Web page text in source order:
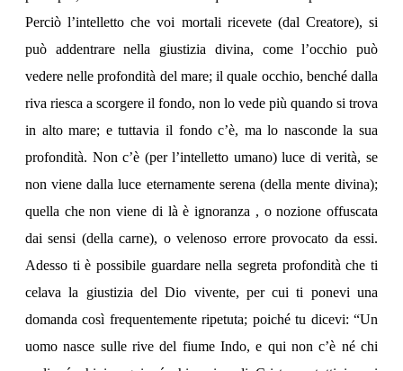
Perciò l’intelletto che voi mortali ricevete (dal Creatore), si
può addentrare nella giustizia divina, come l’occhio può
vedere nelle profondità del mare; il quale occhio, benché dalla
riva riesca a scorgere il fondo, non lo vede più quando si trova
in alto mare; e tuttavia il fondo c’è, ma lo nasconde la sua
profondità. Non c’è (per l’intelletto umano) luce di verità, se
non viene dalla luce eternamente serena (della mente divina);
quella che non viene di là è ignoranza , o nozione offuscata
dai sensi (della carne), o velenoso errore provocato da essi.
Adesso ti è possibile guardare nella segreta profondità che ti
celava la giustizia del Dio vivente, per cui ti ponevi una
domanda così frequentemente ripetuta; poiché tu dicevi: “Un
uomo nasce sulle rive del fiume Indo, e qui non c’è né chi